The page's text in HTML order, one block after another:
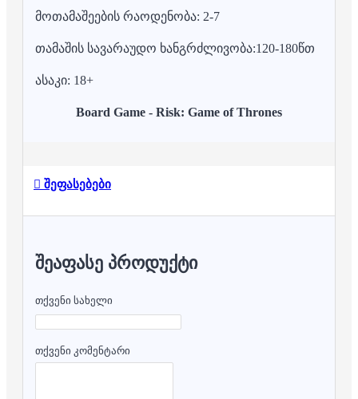
მოთამაშეების რაოდენობა: 2-7
თამაშის სავარაუდო ხანგრძლივობა:120-180წთ
ასაკი: 18+
Board Game - Risk: Game of Thrones
შეფასებები
ᲨᲔᲐᲤᲐᲡᲔ ᲞᲠᲝᲓᲣᲥᲢᲘ
თქვენი სახელი
თქვენი კომენტარი